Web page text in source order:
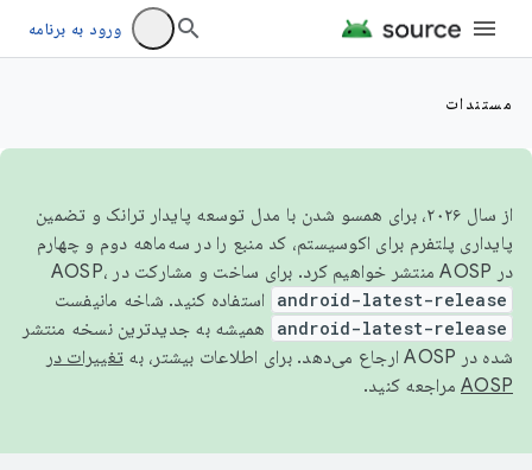
ورود به برنامه
مستندات
از سال ۲۰۲۶، برای همسو شدن با مدل توسعه پایدار ترانک و تضمین
پایداری پلتفرم برای اکوسیستم، کد منبع را در سه‌ماهه دوم و چهارم
در AOSP منتشر خواهیم کرد. برای ساخت و مشارکت در AOSP،
android-latest-release استفاده کنید. شاخه مانیفست
android-latest-release
همیشه به جدیدترین نسخه منتشر
شده در AOSP ارجاع می‌دهد. برای اطلاعات بیشتر، به
تغییرات در
AOSP مراجعه کنید.